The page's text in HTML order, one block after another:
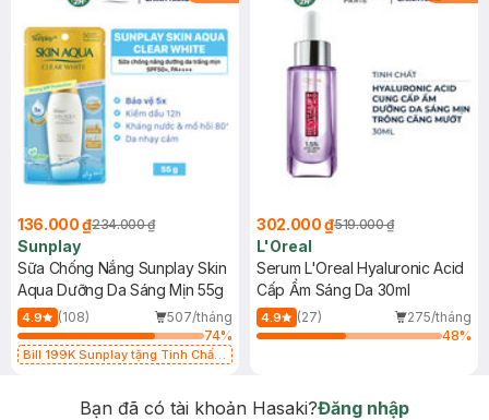
136.000 ₫234.000 ₫
Sunplay
Sữa Chống Nắng Sunplay Skin
Aqua Dưỡng Da Sáng Mịn 55g
4.9 (108)
507/tháng
74%
Bill 199K Sunplay tặng Tinh Chất
302.000 ₫519.000 ₫
L'Oreal
Serum L'Oreal Hyaluronic Acid
Cấp Ẩm Sáng Da 30ml
4.9 (27)
275/tháng
48%
Bạn đã có tài khoản Hasaki?Đăng nhập